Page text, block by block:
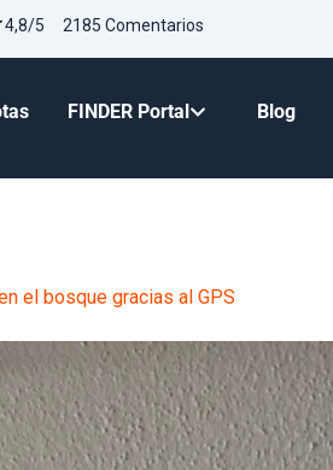
4,8/5 2185 Comentarios
FINDER Portal Blog
el bosque gracias al GPS